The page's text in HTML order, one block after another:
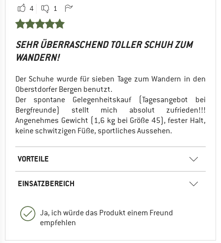
4 1
SEHR ÜBERRASCHEND TOLLER SCHUH ZUM
WANDERN!
Der Schuhe wurde für sieben Tage zum Wandern in den
Oberstdorfer Bergen benutzt.
Der spontane Gelegenheitskauf (Tagesangebot bei
Bergfreunde) stellt mich absolut zufrieden!!!
Angenehmes Gewicht (1,6 kg bei Größe 45), fester Halt,
keine schwitzigen Füße, sportliches Aussehen.
VORTEILE
EINSATZBEREICH
Ja, ich würde das Produkt einem Freund
empfehlen